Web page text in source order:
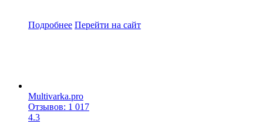
Подробнее Перейти на сайт
Multivarka.pro
Отзывов: 1 017
4.3